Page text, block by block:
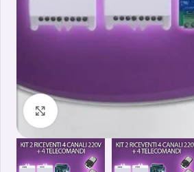
Clicca per ingrandire